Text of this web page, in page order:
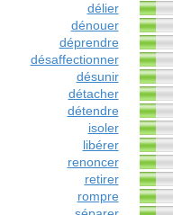
délier
dénouer
déprendre
désaffectionner
désunir
détacher
détendre
isoler
libérer
renoncer
retirer
rompre